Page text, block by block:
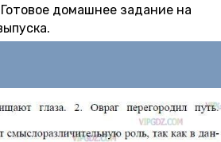
домашнее задание на